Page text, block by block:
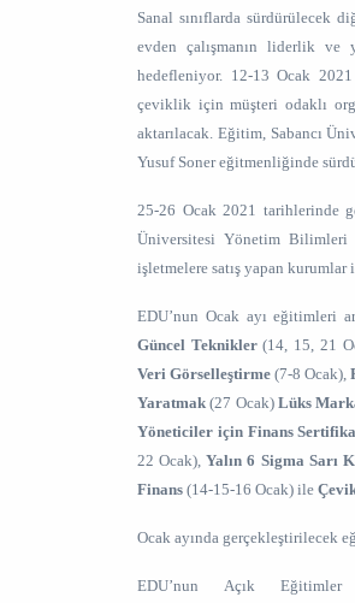
Sanal sınıflarda sürdürülecek
evden çalışmanın liderlik ve
hedefleniyor. 12-13 Ocak
çeviklik için müşteri odaklı
aktarılacak. Eğitim, Sabancı
Yusuf Soner eğitmenliğinde
25-26 Ocak 2021 tarihlerinde
Üniversitesi Yönetim Bilimleri
işletmelere satış yapan
EDU’nun Ocak ayı eğitimleri
Güncel Teknikler(14, 15, 21
Veri Görselleştirme (7-8 Ocak),
Yaratmak (27 Ocak) Lüks
Yöneticiler için Finans
22 Ocak),Yalın 6 Sigma Sarı
Finans (14-15-16 Ocak) ile
Ocak ayında gerçekleştirilecek
EDU’nun Açık